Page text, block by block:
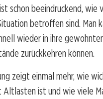
schon beeindruckend, wie
betroffen sind. Man
wieder in ihre
zurückkehren können.
zeigt einmal mehr, wie
Altlasten ist und wie viele